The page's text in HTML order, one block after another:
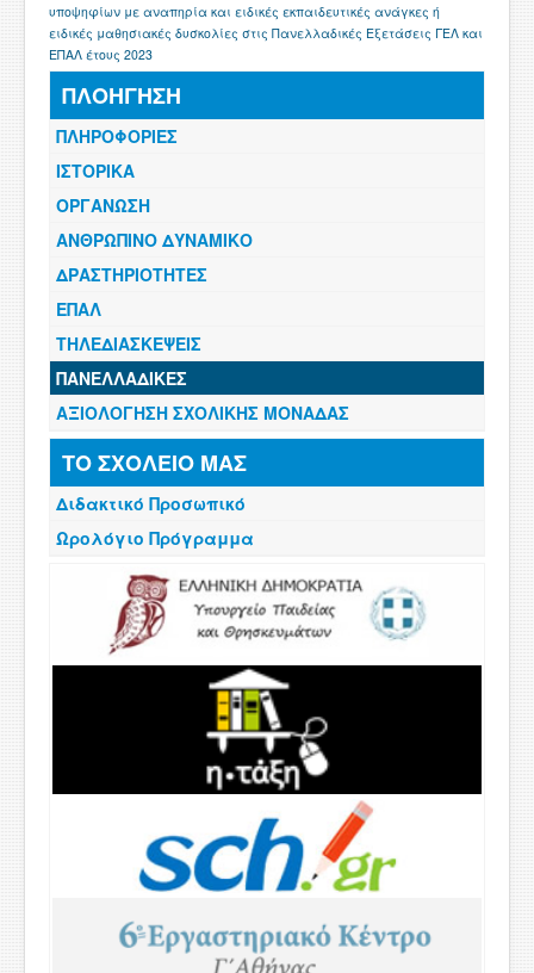
υποψηφίων με αναπηρία και ειδικές εκπαιδευτικές ανάγκες ή
ειδικές μαθησιακές δυσκολίες στις Πανελλαδικές Εξετάσεις ΓΕΛ και
ΕΠΑΛ έτους 2023
ΠΛΟΗΓΗΣΗ
ΠΛΗΡΟΦΟΡΙΕΣ
ΙΣΤΟΡΙΚΑ
ΟΡΓΑΝΩΣΗ
ΑΝΘΡΩΠΙΝΟ ΔΥΝΑΜΙΚΟ
ΔΡΑΣΤΗΡΙΟΤΗΤΕΣ
ΕΠΑΛ
ΤΗΛΕΔΙΑΣΚΕΨΕΙΣ
ΠΑΝΕΛΛΑΔΙΚΕΣ
ΑΞΙΟΛΟΓΗΣΗ ΣΧΟΛΙΚΗΣ ΜΟΝΑΔΑΣ
ΤΟ ΣΧΟΛΕΙΟ ΜΑΣ
Διδακτικό Προσωπικό
Ωρολόγιο Πρόγραμμα